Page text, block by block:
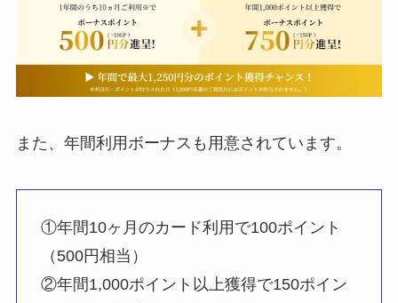
また、年間利用ボーナスも用意されています。
①年間10ヶ月のカード利用で100ポイント
（500円相当）
②年間1,000ポイント以上獲得で150ポイン